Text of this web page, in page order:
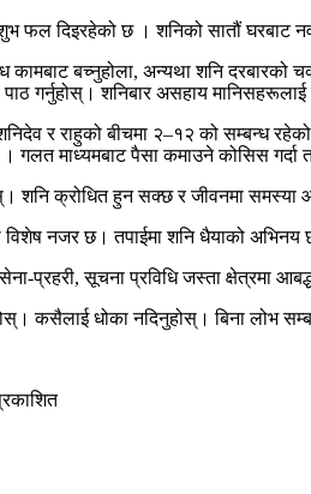
फल दिइरहेको छ । शनिको सातौं घरबाट
बच्नुहोला, अन्यथा शनि दरबारको
पाठ गर्नुहोस्। शनिबार असहाय
र राहुको बीचमा २–१२ को सम्बन्ध
गलत माध्यमबाट पैसा कमाउने कोसिस गर्दा
शनि क्रोधित हुन सक्छ र जीवनमा समस्या
विशेष नजर छ। तपाईमा शनि धैयाको
प्रहरी, सूचना प्रविधि जस्ता क्षेत्रमा
कसैलाई धोका नदिनुहोस्। बिना लोभ